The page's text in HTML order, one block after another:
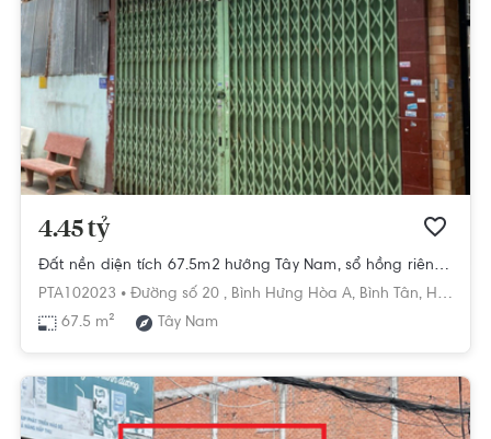
4.45 tỷ
Đất nền diện tích 67.5m2 hướng Tây Nam, sổ hồng riêng bàn giao ngay.
PTA102023 • Đường số 20 , Bình Hưng Hòa A, Bình Tân, Hồ Chí Minh
67.5 m²
Tây Nam